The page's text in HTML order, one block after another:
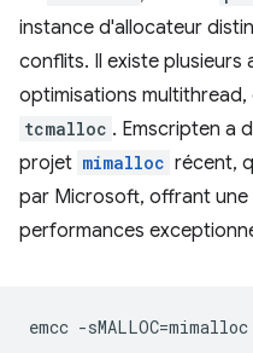
instance d'allocateur
conflits. Il existe plusieurs
optimisations multithread,
tcmalloc . Emscripten a
projet mimalloc récent,
par Microsoft, offrant
performances
emcc -sMALLOC=